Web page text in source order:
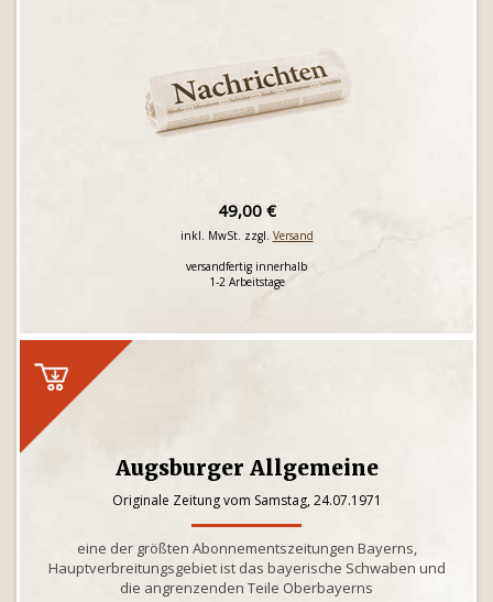
49,00 €
inkl. MwSt. zzgl. Versand
versandfertig innerhalb
1-2 Arbeitstage
Augsburger Allgemeine
Originale Zeitung vom Samstag, 24.07.1971
eine der größten Abonnementszeitungen Bayerns,
Hauptverbreitungsgebiet ist das bayerische Schwaben und
die angrenzenden Teile Oberbayerns